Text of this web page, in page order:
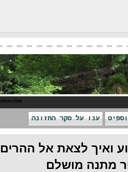
על סקר התזונה
לצאת אל ההרים -
מושלם